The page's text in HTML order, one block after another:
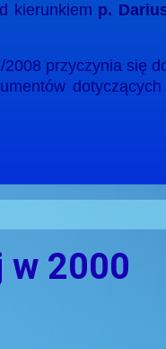
kierunkiem p.
przyczynia się
w 2000